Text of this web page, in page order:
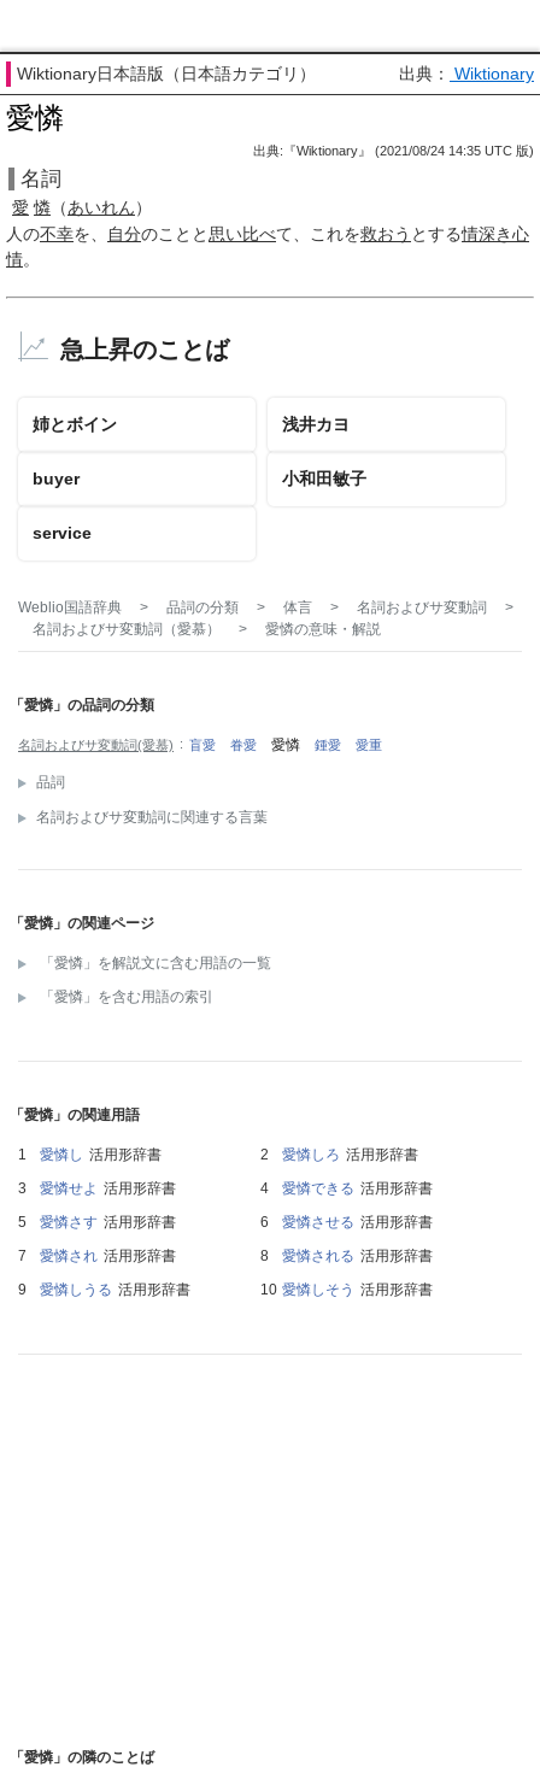
Wiktionary日本語版（日本語カテゴリ） 出典： Wiktionary
愛憐
出典:『Wiktionary』 (2021/08/24 14:35 UTC 版)
名詞
愛 憐 （あいれん）
人の不幸を、 自分のことと 思い比べて、これを救おう とする情深き心
情。
急上昇のことば
姉とボイン 浅井カヨ
buyer 小和田敏子
service
Weblio国語辞典 > 品詞の分類 > 体言 > 名詞およびサ変動詞
>
名詞およびサ変動詞（愛慕）
> 愛憐の意味・解説
「愛憐」の品詞の分類
名詞およびサ変動詞(愛慕) 盲愛 眷愛 愛憐 鍾愛 愛重
品詞
名詞およびサ変動詞に関連する言葉
「愛憐」の関連ページ
「愛憐」を解説文に含む用語の一覧
「愛憐」を含む用語の索引
「愛憐」の関連用語
愛憐し 活用形辞書 愛憐しろ 活用形辞書
愛憐せよ 活用形辞書 愛憐できる 活用形辞書
愛憐さす 活用形辞書 愛憐させる 活用形辞書
愛憐され 活用形辞書 愛憐される 活用形辞書
愛憐しうる 活用形辞書 愛憐しそう 活用形辞書
「愛憐」の隣のことば